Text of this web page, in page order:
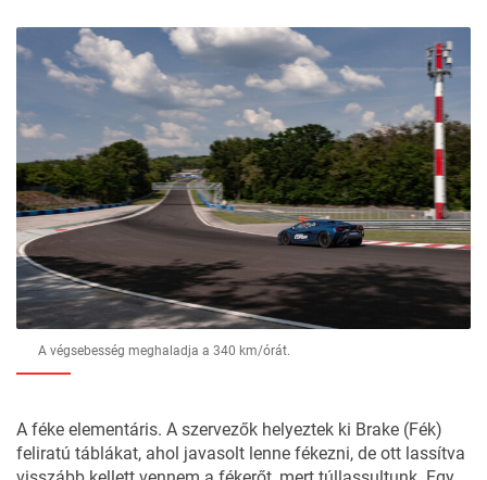
A végsebesség meghaladja a 340 km/órát.
A féke elementáris. A szervezők helyeztek ki Brake (Fék)
feliratú táblákat, ahol javasolt lenne fékezni, de ott lassítva